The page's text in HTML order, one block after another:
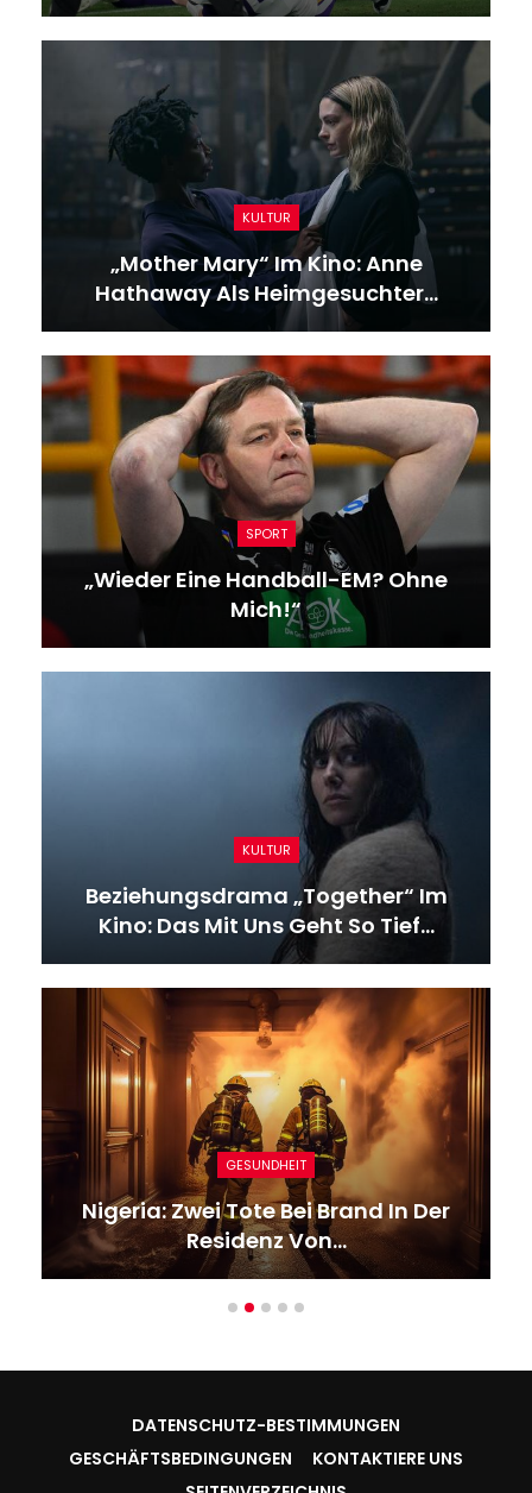
KULTUR
„Mother Mary“ Im Kino: Anne
Hathaway Als Heimgesuchter…
SPORT
„Wieder Eine Handball-EM? Ohne
Mich!“
KULTUR
Beziehungsdrama „Together“ Im
Kino: Das Mit Uns Geht So Tief…
GESUNDHEIT
Nigeria: Zwei Tote Bei Brand In Der
Residenz Von…
DATENSCHUTZ-BESTIMMUNGEN
GESCHÄFTSBEDINGUNGEN
KONTAKTIERE UNS